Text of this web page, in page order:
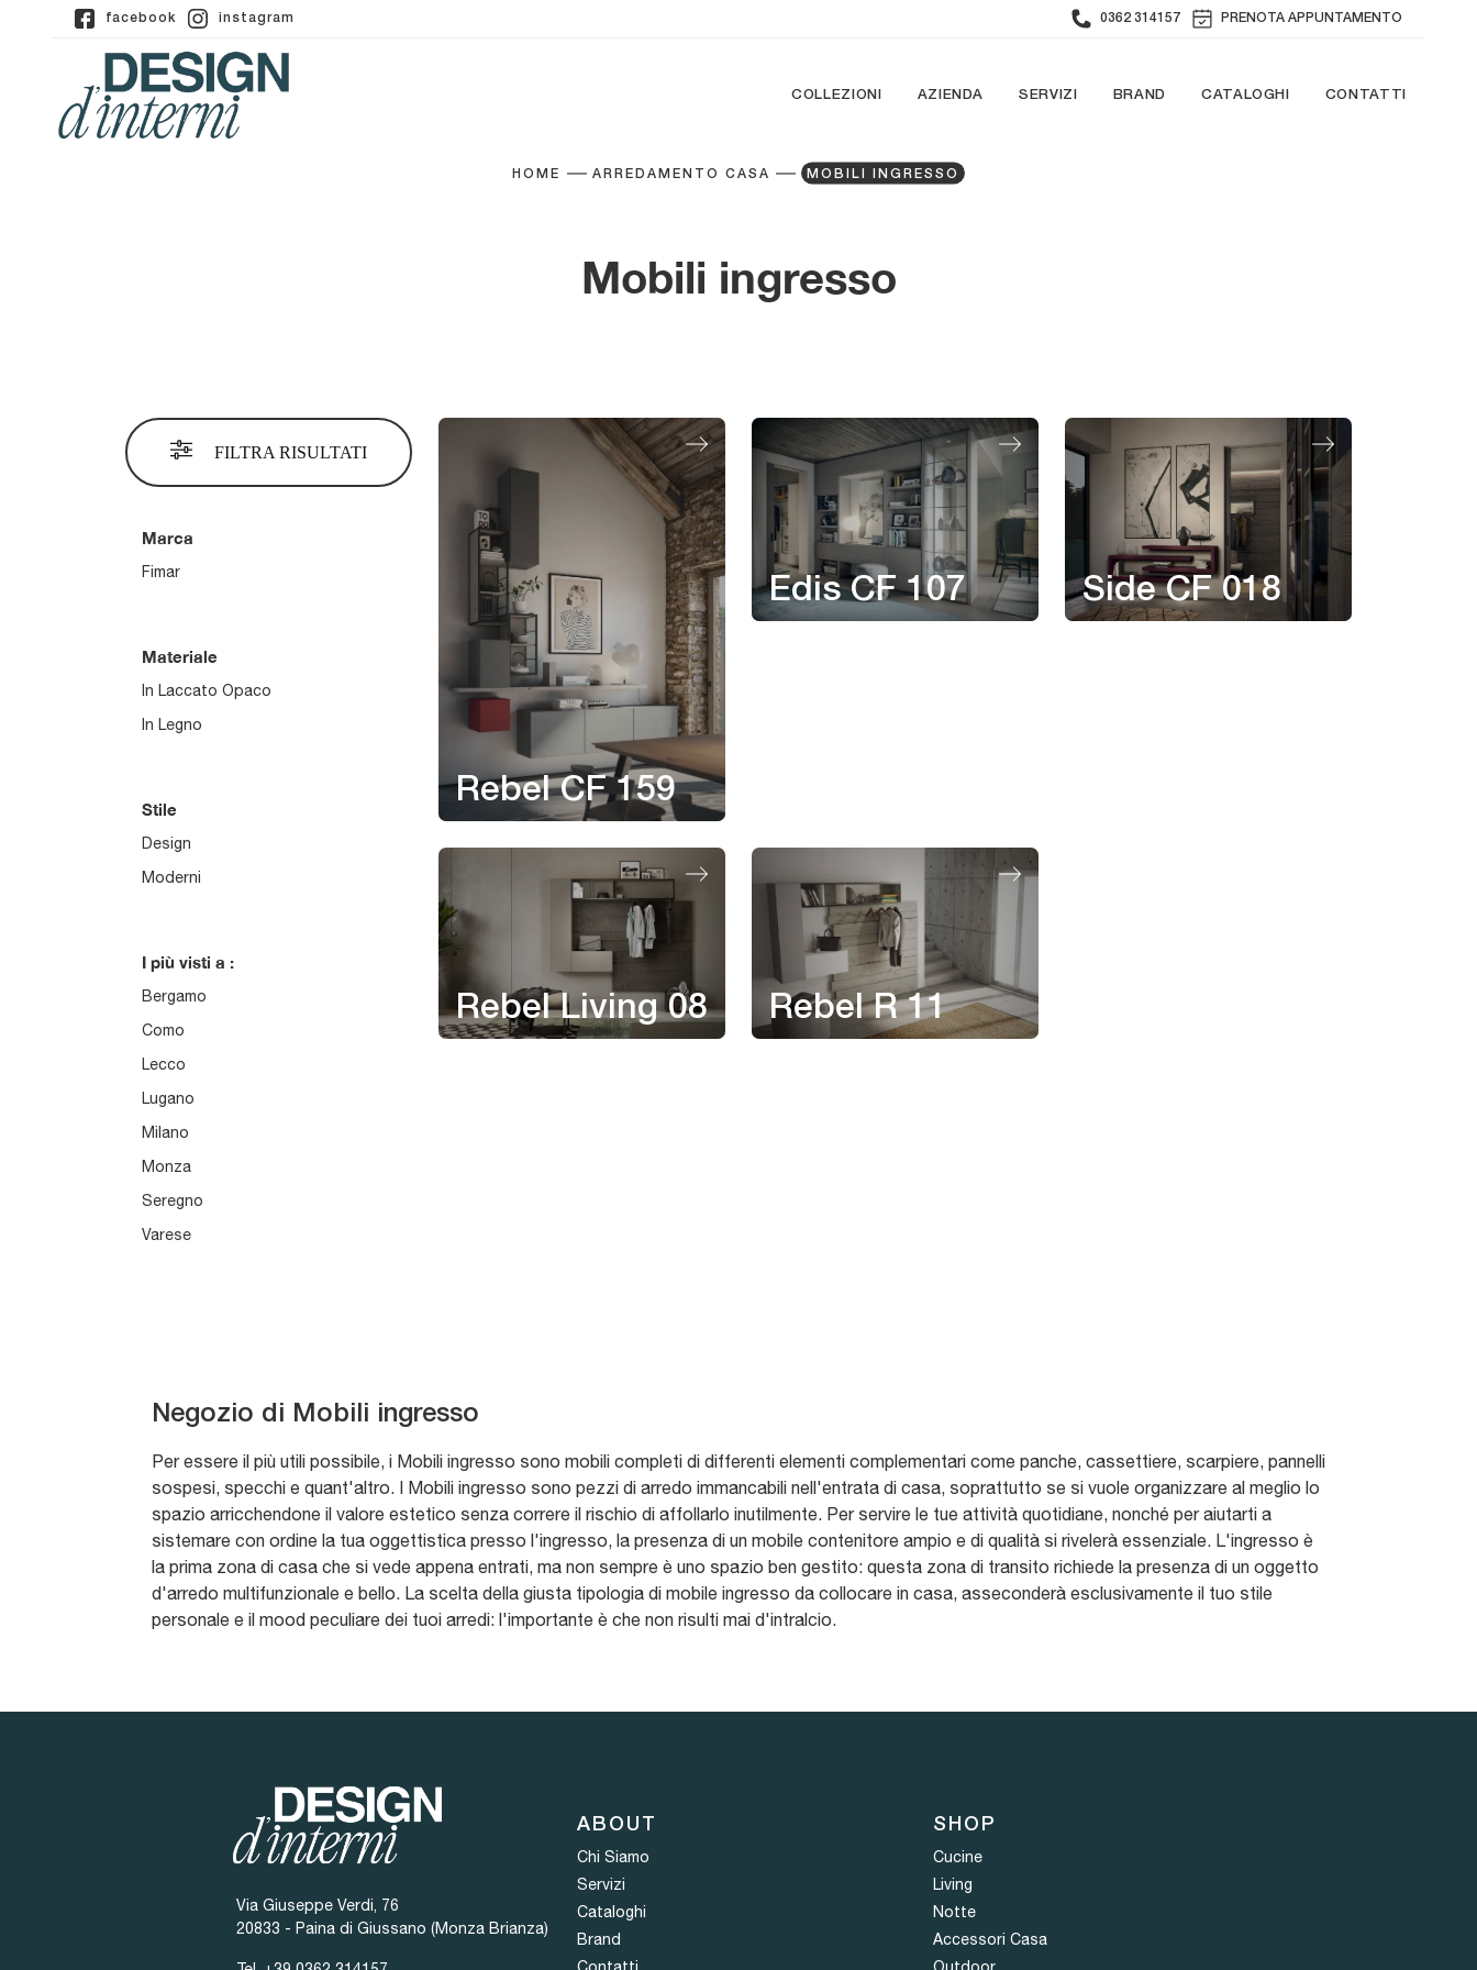
facebook instagram 0362 314157 PRENOTA APPUNTAMENTO
COLLEZIONI AZIENDA SERVIZI BRAND CATALOGHI CONTATTI
HOME ARREDAMENTO CASA MOBILI INGRESSO
Mobili ingresso
FILTRA RISULTATI
Marca
Fimar
Materiale
In Laccato Opaco
In Legno
Stile
Design
Moderni
I più visti a :
Bergamo
Como
Lecco
Lugano
Milano
Monza
Seregno
Varese
Rebel CF 159
Edis CF 107 Side CF 018
Rebel Living 08 Rebel R 11
Negozio di Mobili ingresso
Per essere il più utili possibile, i Mobili ingresso sono mobili completi di differenti elementi complementari come panche, cassettiere, scarpiere, pannelli
sospesi, specchi e quant'altro. I Mobili ingresso sono pezzi di arredo immancabili nell'entrata di casa, soprattutto se si vuole organizzare al meglio lo
spazio arricchendone il valore estetico senza correre il rischio di affollarlo inutilmente. Per servire le tue attività quotidiane, nonché per aiutarti a
sistemare con ordine la tua oggettistica presso l'ingresso, la presenza di un mobile contenitore ampio e di qualità si rivelerà essenziale. L'ingresso è
la prima zona di casa che si vede appena entrati, ma non sempre è uno spazio ben gestito: questa zona di transito richiede la presenza di un oggetto
d'arredo multifunzionale e bello. La scelta della giusta tipologia di mobile ingresso da collocare in casa, asseconderà esclusivamente il tuo stile
personale e il mood peculiare dei tuoi arredi: l'importante è che non risulti mai d'intralcio.
Via Giuseppe Verdi, 76
20833 - Paina di Giussano (Monza Brianza)
ABOUT
Chi Siamo
Servizi
Cataloghi
Brand
SHOP
Cucine
Living
Notte
Accessori Casa